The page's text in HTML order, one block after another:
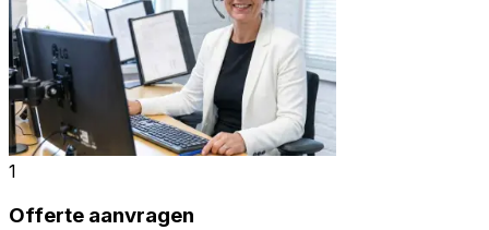
1
Offerte aanvragen